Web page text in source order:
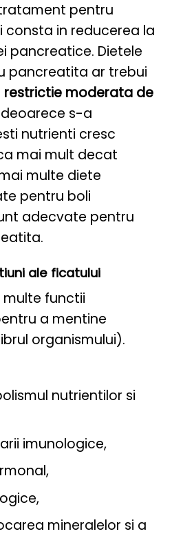
pentru
in reducerea la
pancreatice. Dietele
pancreatita ar trebui
restrictie moderata de
s-a
nutrienti cresc
mai mult decat
multe diete
pentru boli
adecvate pentru
ale ficatului
multe functii
a mentine
organismului).
nutrientilor si
imunologice,
mineralelor si a